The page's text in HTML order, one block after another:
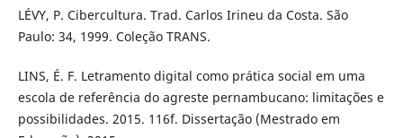
LÉVY, P. Cibercultura. Trad. Carlos Irineu da Costa. São
Paulo: 34, 1999. Coleção TRANS.
LINS, É. F. Letramento digital como prática social em uma
escola de referência do agreste pernambucano: limitações e
possibilidades. 2015. 116f. Dissertação (Mestrado em